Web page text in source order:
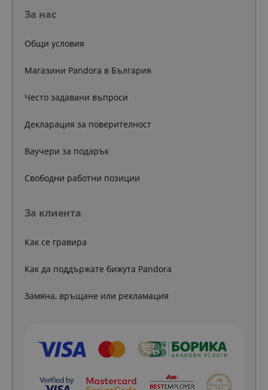
За нас
Общи условия
Магазини Pandora в България
Често задавани въпроси
Декларация за поверителност
Ваучери за подарък
Свободни работни позиции
За клиента
Как се гравира
Как да поддържате бижута Pandora
Замяна, връщане или рекламация